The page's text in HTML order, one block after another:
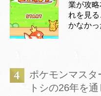
業が攻
れを見
かなか
ポケモンマス
トシの26年を